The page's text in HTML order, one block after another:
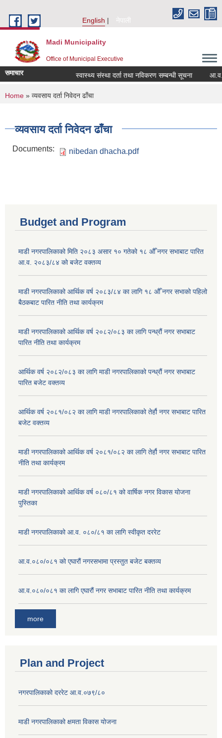
English
नेपाली
Madi Municipality
Office of Municipal Executive
समाचार स्वास्थ्य संस्था दर्ता तथा नविकरण सम्बन्धी सूचना आ.व.
You are here
Home » व्यवसाय दर्ता निवेदन ढाँचा
व्यवसाय दर्ता निवेदन ढाँचा
Documents: nibedan dhacha.pdf
Budget and Program
माडी नगरपालिकाको मिति २०८३ असार १० गतेको १८ औँ नगर सभाबाट पारित
आ.व. २०८३/८४ को बजेट वक्तव्य
माडी नगरपालिकाको आर्थिक वर्ष २०८३/८४ का लागि १८ औँ नगर सभाको पहिलो
बैठकबाट पारित नीति तथा कार्यक्रम
माडी नगरपालिकाको आर्थिक वर्ष २०८२/०८३ का लागि पन्ध्रौं नगर सभाबाट
पारित नीति तथा कार्यक्रम
आर्थिक वर्ष २०८२/०८३ का लागि माडी नगरपालिकाको पन्ध्रौं नगर सभाबाट
पारित बजेट वक्तव्य
आर्थिक वर्ष २०८१/०८२ का लागि माडी नगरपालिकाको तेर्हौ नगर सभाबाट पारित
बजेट वक्तव्य
माडी नगरपालिकाको आर्थिक वर्ष २०८१/०८२ का लागि तेर्हौ नगर सभाबाट पारित
नीति तथा कार्यक्रम
माडी नगरपालिकाको आर्थिक वर्ष ०८०/८१ को वार्षिक नगर विकास योजना
पुस्तिका
माडी नगरपालिकाको आ.व. ०८०/८१ का लागि स्वीकृत दररेट
आ.व.०८०/०८१ को एघारौं नगरसभामा प्रस्तुत बजेट बक्तव्य
आ.व.०८०/०८१ का लागि एघारौं नगर सभाबाट पारित नीति तथा कार्यक्रम
more
Plan and Project
नगरपालिकाको दररेट आ.व.०७९/८०
माडी नगरपालिकाको क्षमता विकास योजना